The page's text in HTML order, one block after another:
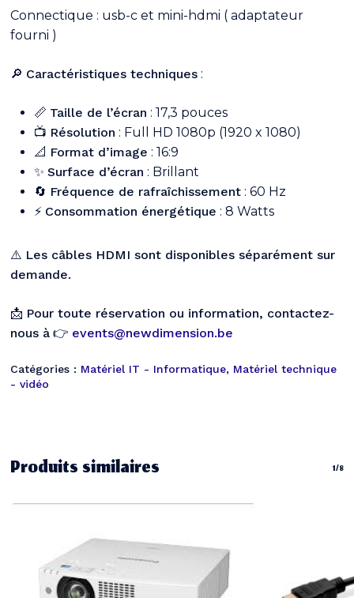
Connectique : usb-c et mini-hdmi ( adaptateur
fourni )
🔎 Caractéristiques techniques :
📏 Taille de l’écran : 17,3 pouces
📺 Résolution : Full HD 1080p (1920 x 1080)
📐 Format d’image : 16:9
✨Surface d’écran : Brillant
🔄 Fréquence de rafraîchissement : 60 Hz
⚡ Consommation énergétique : 8 Watts
⚠️ Les câbles HDMI sont disponibles séparément sur
demande.
📩 Pour toute réservation ou information, contactez-
nous à 👉 events@newdimension.be
Catégories : Matériel IT - Informatique, Matériel technique
- vidéo
Produits similaires 1/8